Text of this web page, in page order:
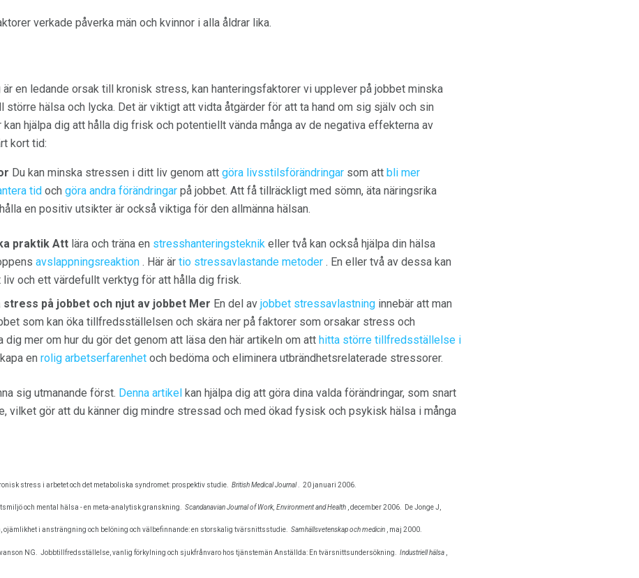
verkade påverka män och kvinnor i alla åldrar lika.
en ledande orsak till kronisk stress, kan hanteringsfaktorer vi upplever på jobbet minska
större hälsa och lycka. Det är viktigt att vidta åtgärder för att ta hand om sig själv och sin
hjälpa dig att hålla dig frisk och potentiellt vända många av de negativa effekterna av
kort tid:
Du kan minska stressen i ditt liv genom att göra livsstilsförändringar som att bli mer
tid och göra andra förändringar på jobbet. Att få tillräckligt med sömn, äta näringsrika
en positiv utsikter är också viktiga för den allmänna hälsan.
praktik Att lära och träna en stresshanteringsteknik eller två kan också hjälpa din hälsa
avslappningsreaktion . Här är tio stressavlastande metoder . En eller två av dessa kan
och ett värdefullt verktyg för att hålla dig frisk.
på jobbet och njut av jobbet Mer En del av jobbet stressavlastning innebär att man
som kan öka tillfredsställelsen och skära ner på faktorer som orsakar stress och
dig mer om hur du gör det genom att läsa den här artikeln om att hitta större tillfredsställelse i
en rolig arbetserfarenhet och bedöma och eliminera utbrändhetsrelaterade stressorer.
sig utmanande först. Denna artikel kan hjälpa dig att göra dina valda förändringar, som snart
vilket gör att du känner dig mindre stressad och med ökad fysisk och psykisk hälsa i många
stress i arbetet och det metaboliska syndromet: prospektiv studie. British Medical Journal. 20 januari 2006.
och mental hälsa - en meta-analytisk granskning. Scandanavian Journal of Work, Environment and Health , december 2006. De Jonge J,
ojämlikhet i ansträngning och belöning och välbefinnande: en storskalig tvärsnittsstudie. Samhällsvetenskap och medicin , maj 2000.
NG. Jobbtillfredsställelse, vanlig förkylning och sjukfrånvaro hos tjänstemän Anställda: En tvärsnittsundersökning. Industriell hälsa